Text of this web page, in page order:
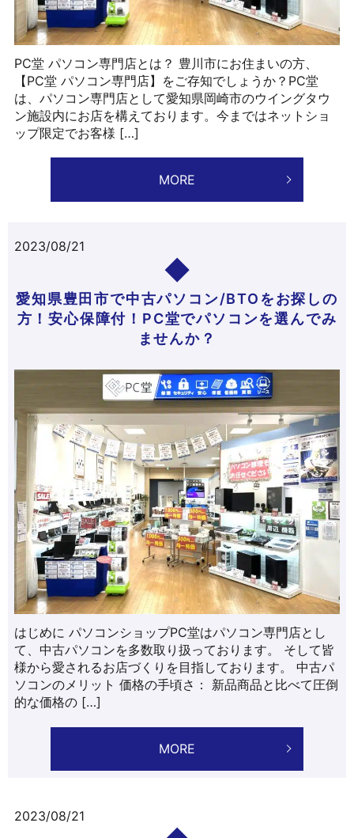
PC堂 パソコン専門店とは？ 豊川市にお住まいの方、
【PC堂 パソコン専門店】をご存知でしょうか？PC堂
は、パソコン専門店として愛知県岡崎市のウイングタウ
ン施設内にお店を構えております。今まではネットショ
ップ限定でお客様 […]
MORE
2023/08/21
愛知県豊田市で中古パソコン/BTOをお探しの
方！安心保障付！PC堂でパソコンを選んでみ
ませんか？
はじめに パソコンショップPC堂はパソコン専門店とし
て、中古パソコンを多数取り扱っております。 そして皆
様から愛されるお店づくりを目指しております。 中古パ
ソコンのメリット 価格の手頃さ： 新品商品と比べて圧倒
的な価格の […]
MORE
2023/08/21